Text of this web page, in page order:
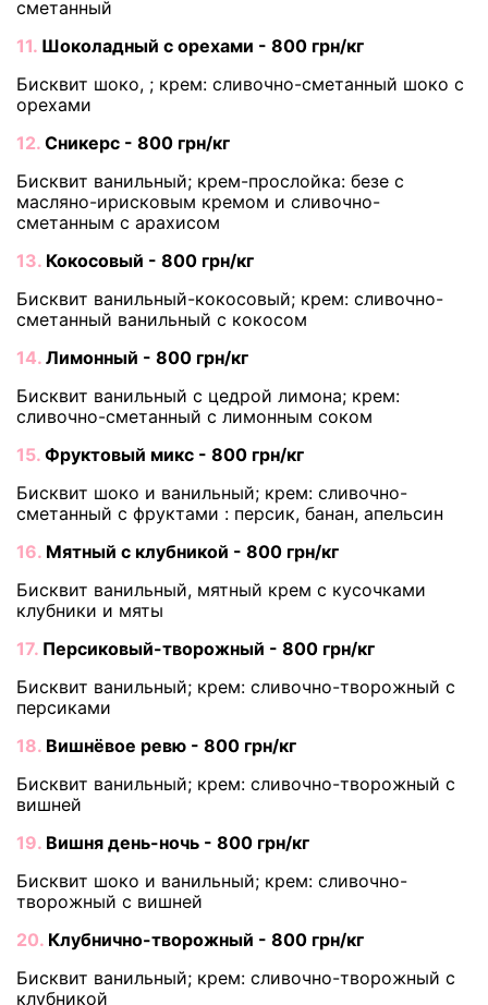
сметанный
11. Шоколадный с орехами - 800 грн/кг
Бисквит шоко, ; крем: сливочно-сметанный шоко с
орехами
12. Сникерс - 800 грн/кг
Бисквит ванильный; крем-прослойка: безе с
масляно-ирисковым кремом и сливочно-
сметанным с арахисом
13. Кокосовый - 800 грн/кг
Бисквит ванильный-кокосовый; крем: сливочно-
сметанный ванильный с кокосом
14. Лимонный - 800 грн/кг
Бисквит ванильный с цедрой лимона; крем:
сливочно-сметанный с лимонным соком
15. Фруктовый микс - 800 грн/кг
Бисквит шоко и ванильный; крем: сливочно-
сметанный с фруктами : персик, банан, апельсин
16. Мятный с клубникой - 800 грн/кг
Бисквит ванильный, мятный крем с кусочками
клубники и мяты
17. Персиковый-творожный - 800 грн/кг
Бисквит ванильный; крем: сливочно-творожный с
персиками
18. Вишнёвое ревю - 800 грн/кг
Бисквит ванильный; крем: сливочно-творожный с
вишней
19. Вишня день-ночь - 800 грн/кг
Бисквит шоко и ванильный; крем: сливочно-
творожный с вишней
20. Клубнично-творожный - 800 грн/кг
Бисквит ванильный; крем: сливочно-творожный с
клубникой